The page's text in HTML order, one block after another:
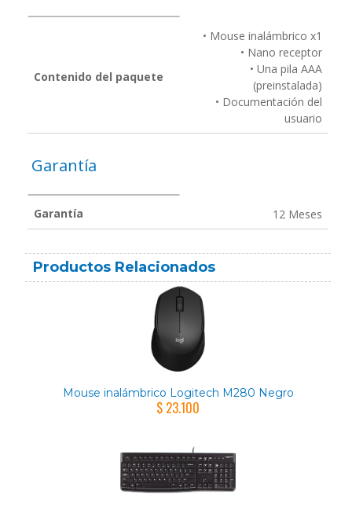
Contenido del paquete
• Mouse inalámbrico x1
• Nano receptor
• Una pila AAA
(preinstalada)
• Documentación del
usuario
Garantía
Garantía 12 Meses
Productos Relacionados
Mouse inalámbrico Logitech M280 Negro
$ 23.100